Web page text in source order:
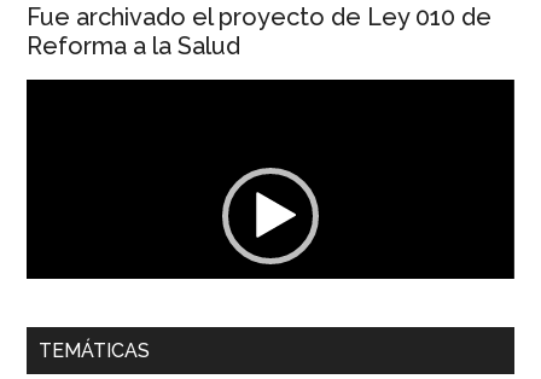
Fue archivado el proyecto de Ley 010 de
Reforma a la Salud
00:00 01:04
Dra. Carolina Corcho Mejía,Presidenta Corporación
TEMÁTICAS